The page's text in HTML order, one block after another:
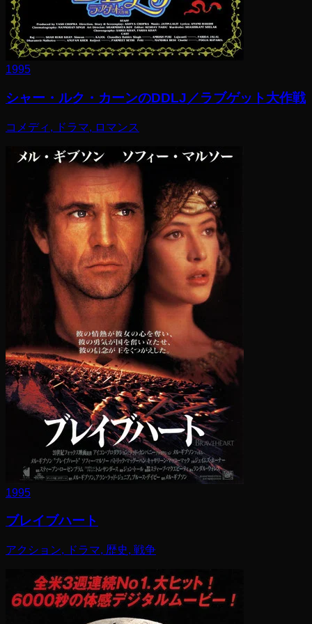
1995
シャー・ルク・カーンのDDLJ／ラブゲット大作戦
コメディ, ドラマ, ロマンス
1995
ブレイブハート
アクション, ドラマ, 歴史, 戦争